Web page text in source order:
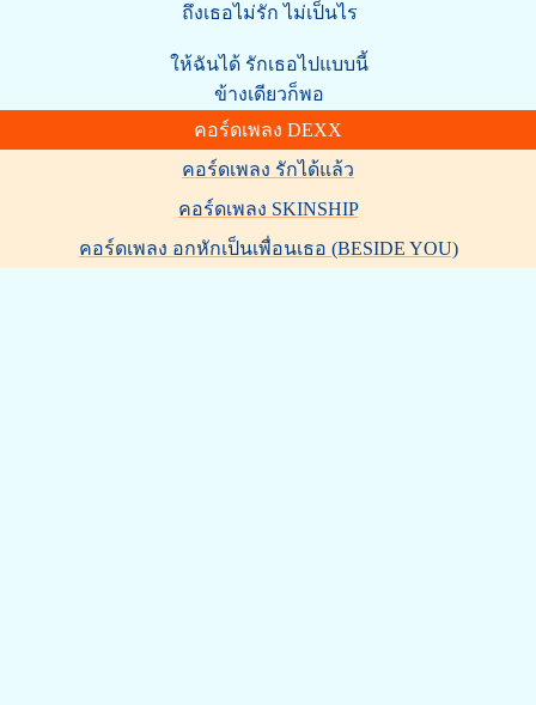
ถึงเธอไม่รัก ไม่เป็นไร
ให้ฉันได้ รักเธอไปแบบนี้
ข้างเดียวก็พอ
คอร์ดเพลง DEXX
คอร์ดเพลง รักได้แล้ว
คอร์ดเพลง SKINSHIP
คอร์ดเพลง อกหักเป็นเพื่อนเธอ (BESIDE YOU)